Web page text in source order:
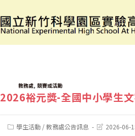
[活動資訊]2026裕元獎-全國
TAGS:教務處, 競賽或活動
2026裕元獎-全國中小學生
Post學生活動 /教務處公告訊息
Post2026-06-